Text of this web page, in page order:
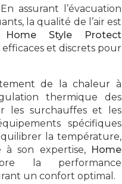
assurant l’évacuation
la qualité de l’air est
Home Style Protect
et discrets pour
de la chaleur à
thermique des
les surchauffes et les
spécifiques
la température,
à son expertise, Home
la performance
un confort optimal.